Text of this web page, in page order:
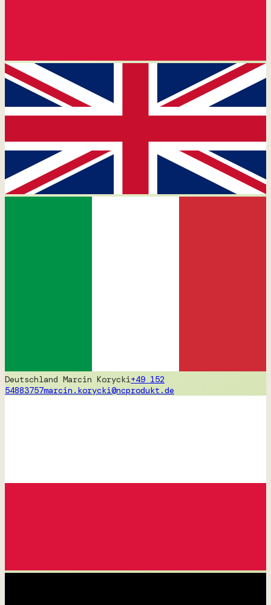
Deutschland Marcin Korycki+49 152
54883757marcin.korycki@ncprodukt.de